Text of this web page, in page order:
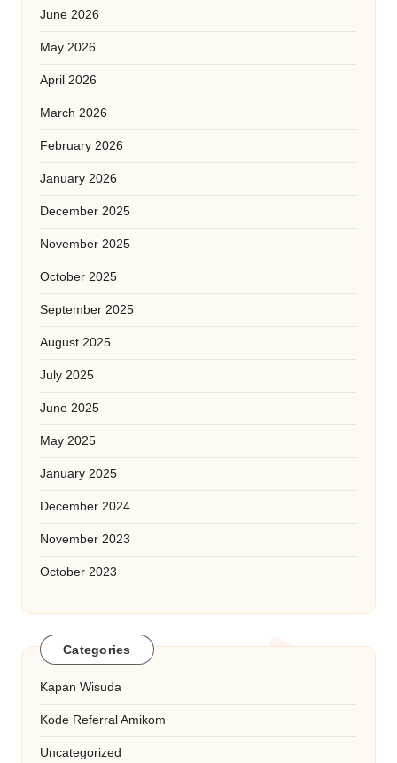
June 2026
May 2026
April 2026
March 2026
February 2026
January 2026
December 2025
November 2025
October 2025
September 2025
August 2025
July 2025
June 2025
May 2025
January 2025
December 2024
November 2023
October 2023
Categories
Kapan Wisuda
Kode Referral Amikom
Uncategorized